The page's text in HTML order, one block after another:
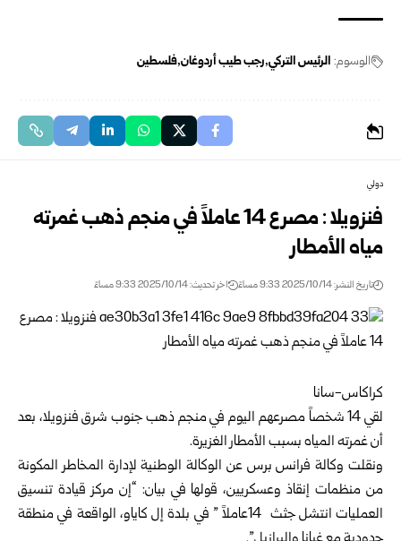
الوسوم: الرئيس التركي رجب طيب أردوغان فلسطين
دولي
فنزويلا : مصرع 14 عاملاً في منجم ذهب غمرته
مياه الأمطار
تاريخ النشر: 2025/10/14 9:33 مساءً اخر تحديث: 2025/10/14 9:33 مساءً
كراكاس-سانا
لقي 14 شخصاً مصرعهم اليوم في منجم ذهب جنوب شرق فنزويلا، بعد
أن غمرته المياه بسبب الأمطار الغزيرة.
ونقلت وكالة فرانس برس عن الوكالة الوطنية لإدارة المخاطر المكونة
من منظمات إنقاذ وعسكريين، قولها في بيان: “إن مركز قيادة تنسيق
العمليات انتشل جثث 14عاملاً ” في بلدة إل كاياو، الواقعة في منطقة